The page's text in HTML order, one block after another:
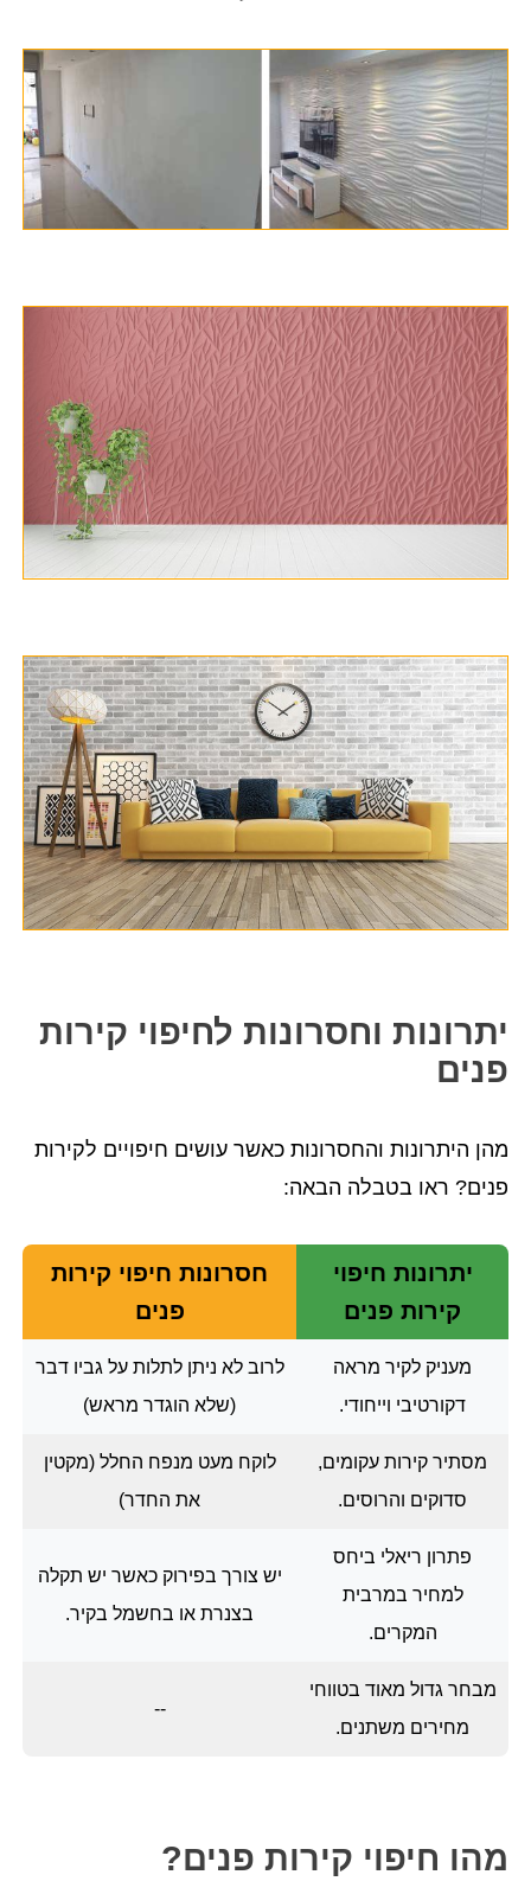
יתרונות וחסרונות לחיפוי קירות
פנים
מהן היתרונות והחסרונות כאשר עושים חיפויים לקירות
פנים? ראו בטבלה הבאה:
יתרונות חיפוי
קירות פנים
חסרונות חיפוי קירות
פנים
מעניק לקיר מראה
דקורטיבי וייחודי.
לרוב לא ניתן לתלות על גביו דבר
(שלא הוגדר מראש)
מסתיר קירות עקומים,
סדוקים והרוסים.
לוקח מעט מנפח החלל (מקטין
את החדר)
פתרון ריאלי ביחס
למחיר במרבית
המקרים.
יש צורך בפירוק כאשר יש תקלה
בצנרת או בחשמל בקיר.
מבחר גדול מאוד בטווחי
מחירים משתנים.
--
מהו חיפוי קירות פנים?